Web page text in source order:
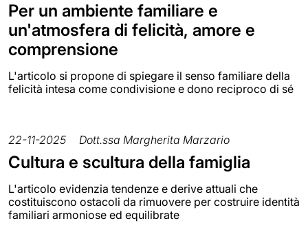
Per un ambiente familiare e
un'atmosfera di felicità, amore e
comprensione
L'articolo si propone di spiegare il senso familiare della
felicità intesa come condivisione e dono reciproco di sé
22-11-2025 Dott.ssa Margherita Marzario
Cultura e scultura della famiglia
L'articolo evidenzia tendenze e derive attuali che
costituiscono ostacoli da rimuovere per costruire identità
familiari armoniose ed equilibrate